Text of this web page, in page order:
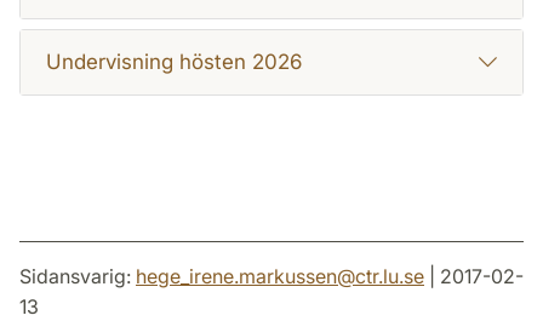
Undervisning hösten 2026
Sidansvarig: hege_irene.markussen@ctr.lu.se | 2017-02-
13